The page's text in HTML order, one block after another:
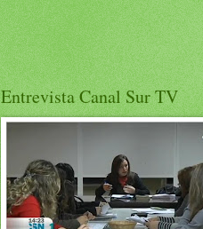
Entrevista Canal Sur TV